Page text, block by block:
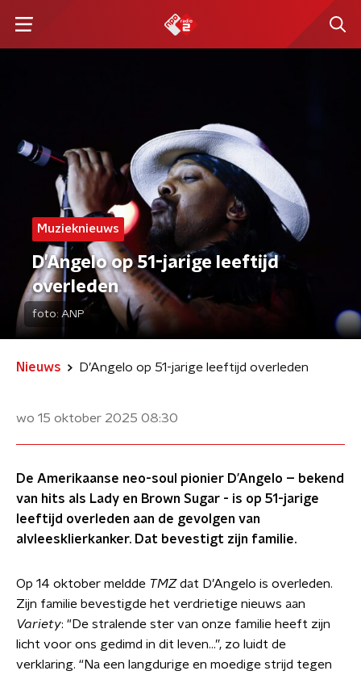
Muzieknieuws
D’Angelo op 51-jarige leeftijd
overleden
foto: ANP
Nieuws D’Angelo op 51-jarige leeftijd overleden
wo 15 oktober 2025 08:30
De Amerikaanse neo-soul pionier D’Angelo – bekend
van hits als Lady en Brown Sugar - is op 51-jarige
leeftijd overleden aan de gevolgen van
alvleesklierkanker. Dat bevestigt zijn familie.
Op 14 oktober meldde TMZdat D’Angelo is overleden.
Zijn familie bevestigde het verdrietige nieuws aan
Variety: "De stralende ster van onze familie heeft zijn
licht voor ons gedimd in dit leven...”, zo luidt de
verklaring. “Na een langdurige en moedige strijd tegen